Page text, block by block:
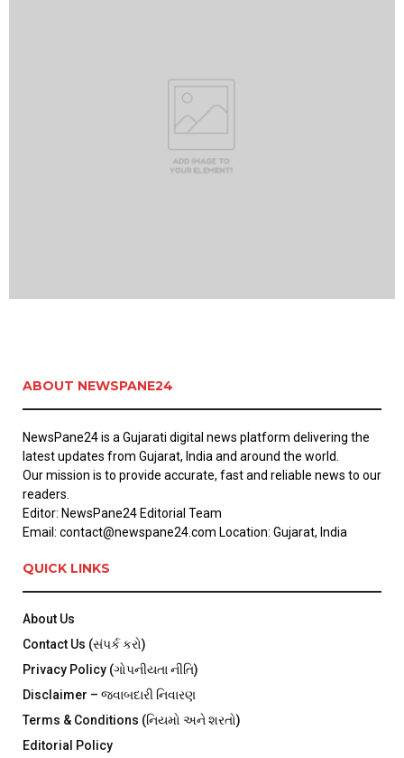
ABOUT NEWSPANE24
NewsPane24 is a Gujarati digital news platform delivering the
latest updates from Gujarat, India and around the world.
Our mission is to provide accurate, fast and reliable news to our
readers.
Editor: NewsPane24 Editorial Team
Email: contact@newspane24.com Location: Gujarat, India
QUICK LINKS
About Us
Contact Us (સંપર્ક કરો)
Privacy Policy (ગોપનીયતા નીતિ)
Disclaimer – જવાબદારી નિવારણ
Terms & Conditions (નિયમો અને શરતો)
Editorial Policy